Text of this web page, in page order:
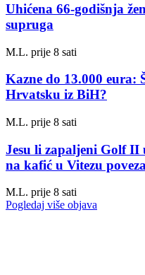
Uhićena 66-godišnja
supruga
M.L. prije 8 sati
Kazne do 13.000 eura:
Hrvatsku iz BiH?
M.L. prije 8 sati
Jesu li zapaljeni Golf
na kafić u Vitezu
M.L. prije 8 sati
Pogledaj više objava